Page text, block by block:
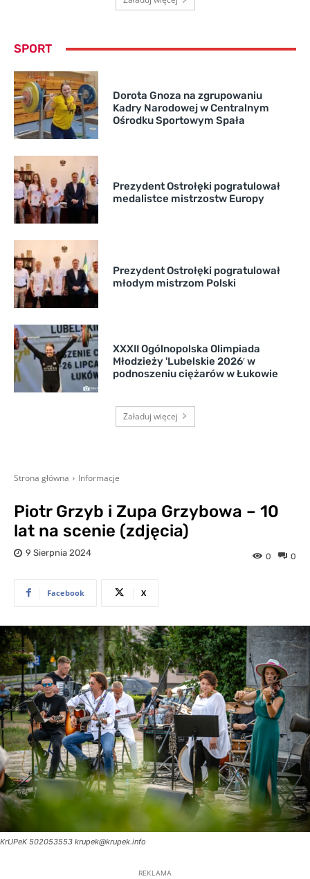
SPORT
Dorota Gnoza na zgrupowaniu
Kadry Narodowej w Centralnym
Ośrodku Sportowym Spała
Prezydent Ostrołęki pogratulował
medalistce mistrzostw Europy
Prezydent Ostrołęki pogratulował
młodym mistrzom Polski
XXXII Ogólnopolska Olimpiada
Młodzieży 'Lubelskie 2026′ w
podnoszeniu ciężarów w Łukowie
Załaduj więcej